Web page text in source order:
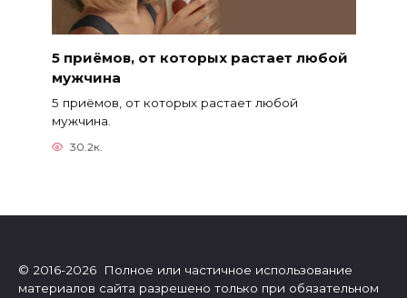
5 приёмов, от которых растает любой
мужчина
5 приёмов, от которых растает любой
мужчина.
30.2к.
© 2016-2026 Полное или частичное использование
материалов сайта разрешено только при обязательном